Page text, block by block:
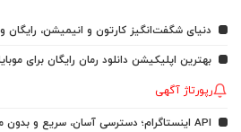
دنیای شگفت‌انگیز کارتون و انیمیشن،
بهترین اپلیکیشن دانلود رمان رایگان برای
رپورتاژ آگهی
API اینستاگرام؛ دسترسی آسان، سریع و بدون محدودیت به اطلاعات اینستاگرام